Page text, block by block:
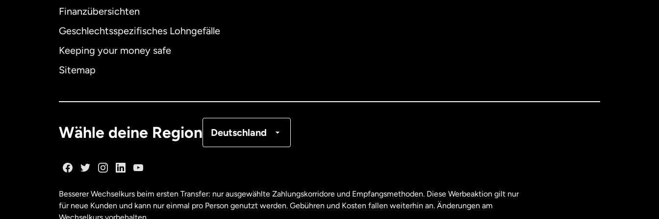
Finanzübersichten
Geschlechtsspezifisches Lohngefälle
Keeping your money safe
Sitemap
Wähle deine Region Deutschland
Australien
Malaysia
Besserer Wechselkurs beim ersten Transfer: nur ausgewählte Zahlungskorridore und Empfangsmethoden. Diese Werbeaktion gilt nur
für neue Kunden und kann nur einmal pro Person genutzt werden. Gebühren und Kosten fallen weiterhin an. Änderungen am